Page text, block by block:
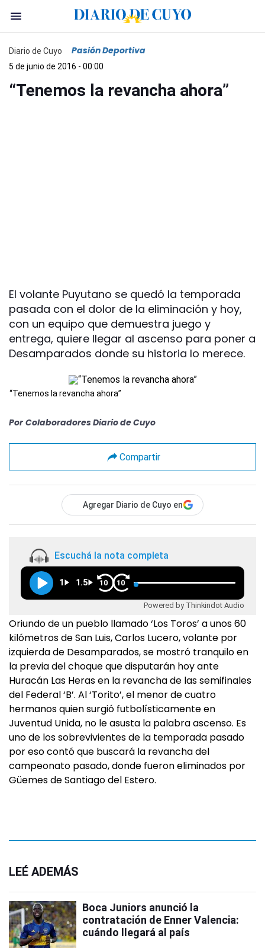
Diario de Cuyo Pasión Deportiva
5 de junio de 2016 - 00:00
“Tenemos la revancha ahora”
El volante Puyutano se quedó la temporada
pasada con el dolor de la eliminación y hoy,
con un equipo que demuestra juego y
entrega, quiere llegar al ascenso para poner a
Desamparados donde su historia lo merece.
“Tenemos la revancha ahora”
Por Colaboradores Diario de Cuyo
Compartir
Agregar Diario de Cuyo en
Escuchá la nota completa
1 1.5 10 10
Powered by Thinkindot Audio
Oriundo de un pueblo llamado ‘Los Toros’ a unos 60
kilómetros de San Luis, Carlos Lucero, volante por
izquierda de Desamparados, se mostró tranquilo en
la previa del choque que disputarán hoy ante
Huracán Las Heras en la revancha de las semifinales
del Federal ‘B’. Al ‘Torito’, el menor de cuatro
hermanos quien surgió futbolísticamente en
Juventud Unida, no le asusta la palabra ascenso. Es
uno de los sobrevivientes de la temporada pasado
por eso contó que buscará la revancha del
campeonato pasado, donde fueron eliminados por
Güemes de Santiago del Estero.
LEÉ ADEMÁS
Boca Juniors anunció la
contratación de Enner Valencia:
cuándo llegará al país